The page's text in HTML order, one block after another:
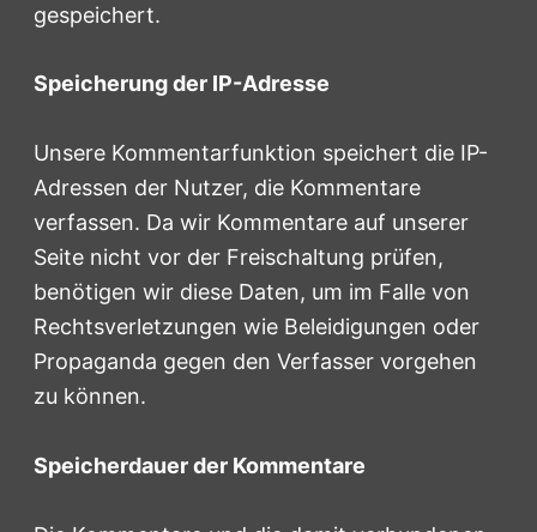
gespeichert.
Speicherung der IP-Adresse
Unsere Kommentarfunktion speichert die IP-
Adressen der Nutzer, die Kommentare
verfassen. Da wir Kommentare auf unserer
Seite nicht vor der Freischaltung prüfen,
benötigen wir diese Daten, um im Falle von
Rechtsverletzungen wie Beleidigungen oder
Propaganda gegen den Verfasser vorgehen
zu können.
Speicherdauer der Kommentare